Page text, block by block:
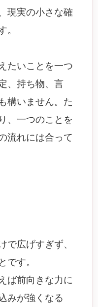
現実の小さな確
。
たいことを一つ
、持ち物、言
構いません。た
、一つのことを
流れには合って
で広げすぎず、
です。
ば前向きな力に
みが強くなる